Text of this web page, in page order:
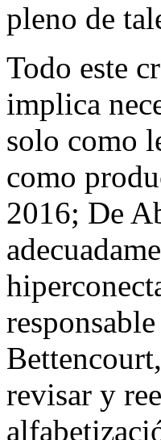
pleno de
Todo este
implica
solo como
como
2016; De
responsable
revisar y